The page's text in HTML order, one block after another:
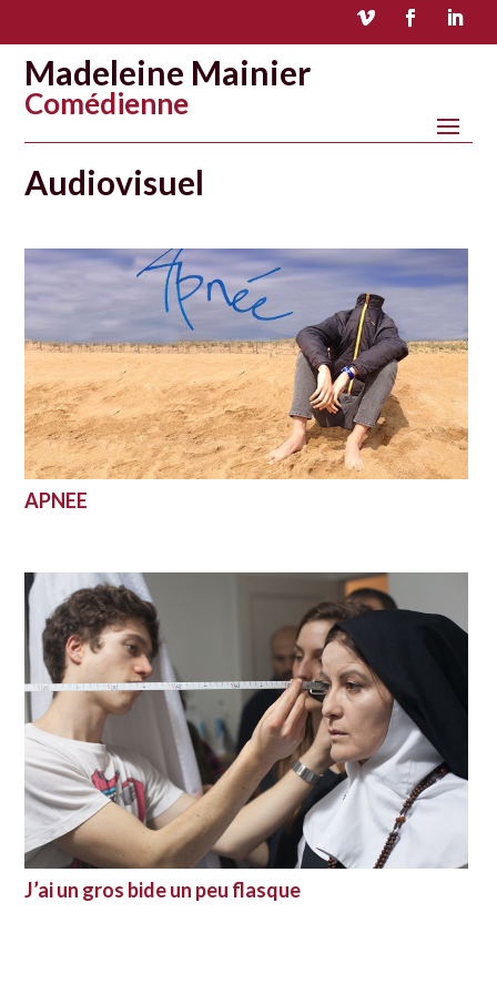
Madeleine Mainier
Comédienne
Audiovisuel
APNEE
J’ai un gros bide un peu flasque